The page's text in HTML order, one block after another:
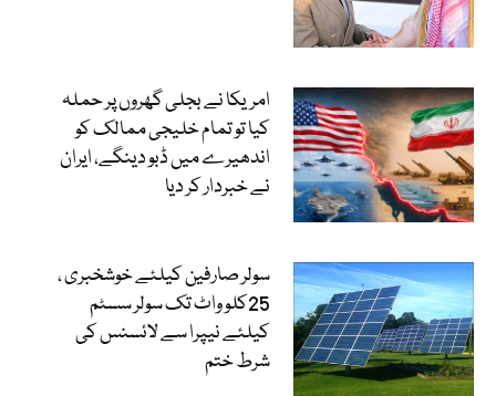
امریکا نے بجلی گھروں پر حملہ
کیا تو تمام خلیجی ممالک کو
اندھیرے میں ڈبو دینگے، ایران
نے خبردار کر دیا
سولر صارفین کیلئے خوشخبری ،
25کلو واٹ تک سولر سسٹم
کیلئے نیپرا سے لائسنس کی
شرط ختم